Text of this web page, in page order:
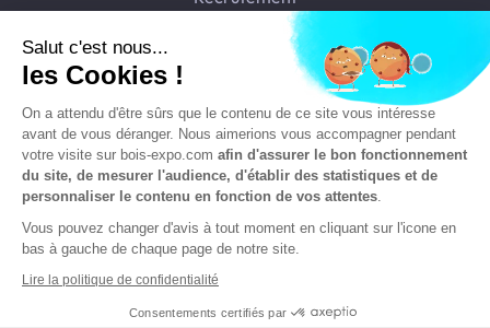
Nos agences
Télécharger notre catalogue
éco-conceptionDIOQA.
CGV agence
Mentions légales
Salut c'est nous...
les Cookies !
On a attendu d'être sûrs que le contenu de ce site vous intéresse
avant de vous déranger. Nous aimerions vous accompagner pendant
votre visite sur bois-expo.com afin d'assurer le bon fonctionnement
du site, de mesurer l'audience, d'établir des statistiques et de
personnaliser le contenu en fonction de vos attentes
Vous pouvez changer d'avis à tout moment en cliquant sur l'icone en
bas à gauche de chaque page de notre site.
Lire la politique de confidentialité
Consentements certifiés par